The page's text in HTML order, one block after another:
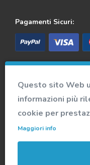
Questo sito Web
informazioni più
cookie per
Maggiori info
Pagamenti Sicuri:
Spedizione veloce e
Accedi alla nostra